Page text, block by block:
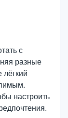
с
разные
лёгкий
настроить